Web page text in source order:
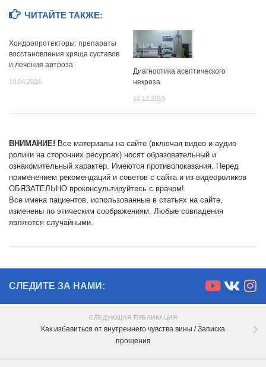
ЧИТАЙТЕ ТАКЖЕ:
Хондропротекторы: препараты
восстановления хряща суставов
и лечения артроза
19.04.2024
Диагностика асептического
некроза
10.12.2019
ВНИМАНИЕ! Все материалы на сайте (включая видео и аудио
ролики на сторонних ресурсах) носят образовательный и
ознакомительный характер. Имеются противопоказания. Перед
применением рекомендаций и советов с сайта и из видеороликов
ОБЯЗАТЕЛЬНО проконсультируйтесь с врачом!
Все имена пациентов, использованные в статьях на сайте,
изменены по этическим соображениям. Любые совпадения
являются случайными.
СЛЕДИТЕ ЗА НАМИ:
СЛЕДУЮЩАЯ ПУБЛИКАЦИЯ
Как избавиться от внутреннего чувства вины / Записка
прощения